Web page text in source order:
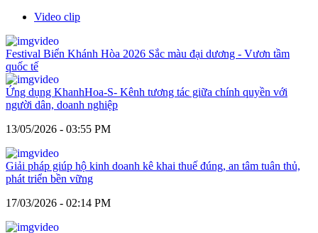
Video clip
Festival Biển Khánh Hòa 2026 Sắc màu đại dương - Vươn tầm
quốc tế
Ứng dụng KhanhHoa-S- Kênh tương tác giữa chính quyền với
người dân, doanh nghiệp
13/05/2026 - 03:55 PM
Giải pháp giúp hộ kinh doanh kê khai thuế đúng, an tâm tuân thủ,
phát triển bền vững
17/03/2026 - 02:14 PM